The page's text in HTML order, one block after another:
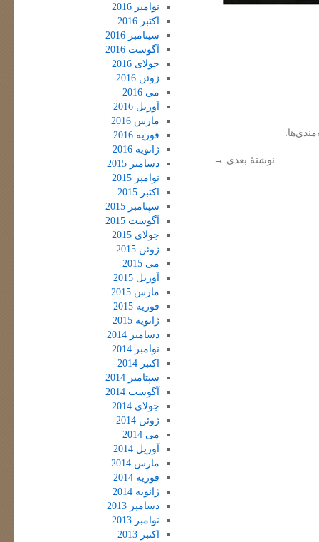
نوشتهٔ بعدی →
نوامبر 2016
اکتبر 2016
سپتامبر 2016
آگوست 2016
جولای 2016
ژوئن 2016
می 2016
آوریل 2016
مارس 2016
فوریه 2016
ژانویه 2016
دسامبر 2015
نوامبر 2015
اکتبر 2015
سپتامبر 2015
آگوست 2015
جولای 2015
ژوئن 2015
می 2015
آوریل 2015
مارس 2015
فوریه 2015
ژانویه 2015
دسامبر 2014
نوامبر 2014
اکتبر 2014
سپتامبر 2014
آگوست 2014
جولای 2014
ژوئن 2014
می 2014
آوریل 2014
مارس 2014
فوریه 2014
ژانویه 2014
دسامبر 2013
نوامبر 2013
اکتبر 2013